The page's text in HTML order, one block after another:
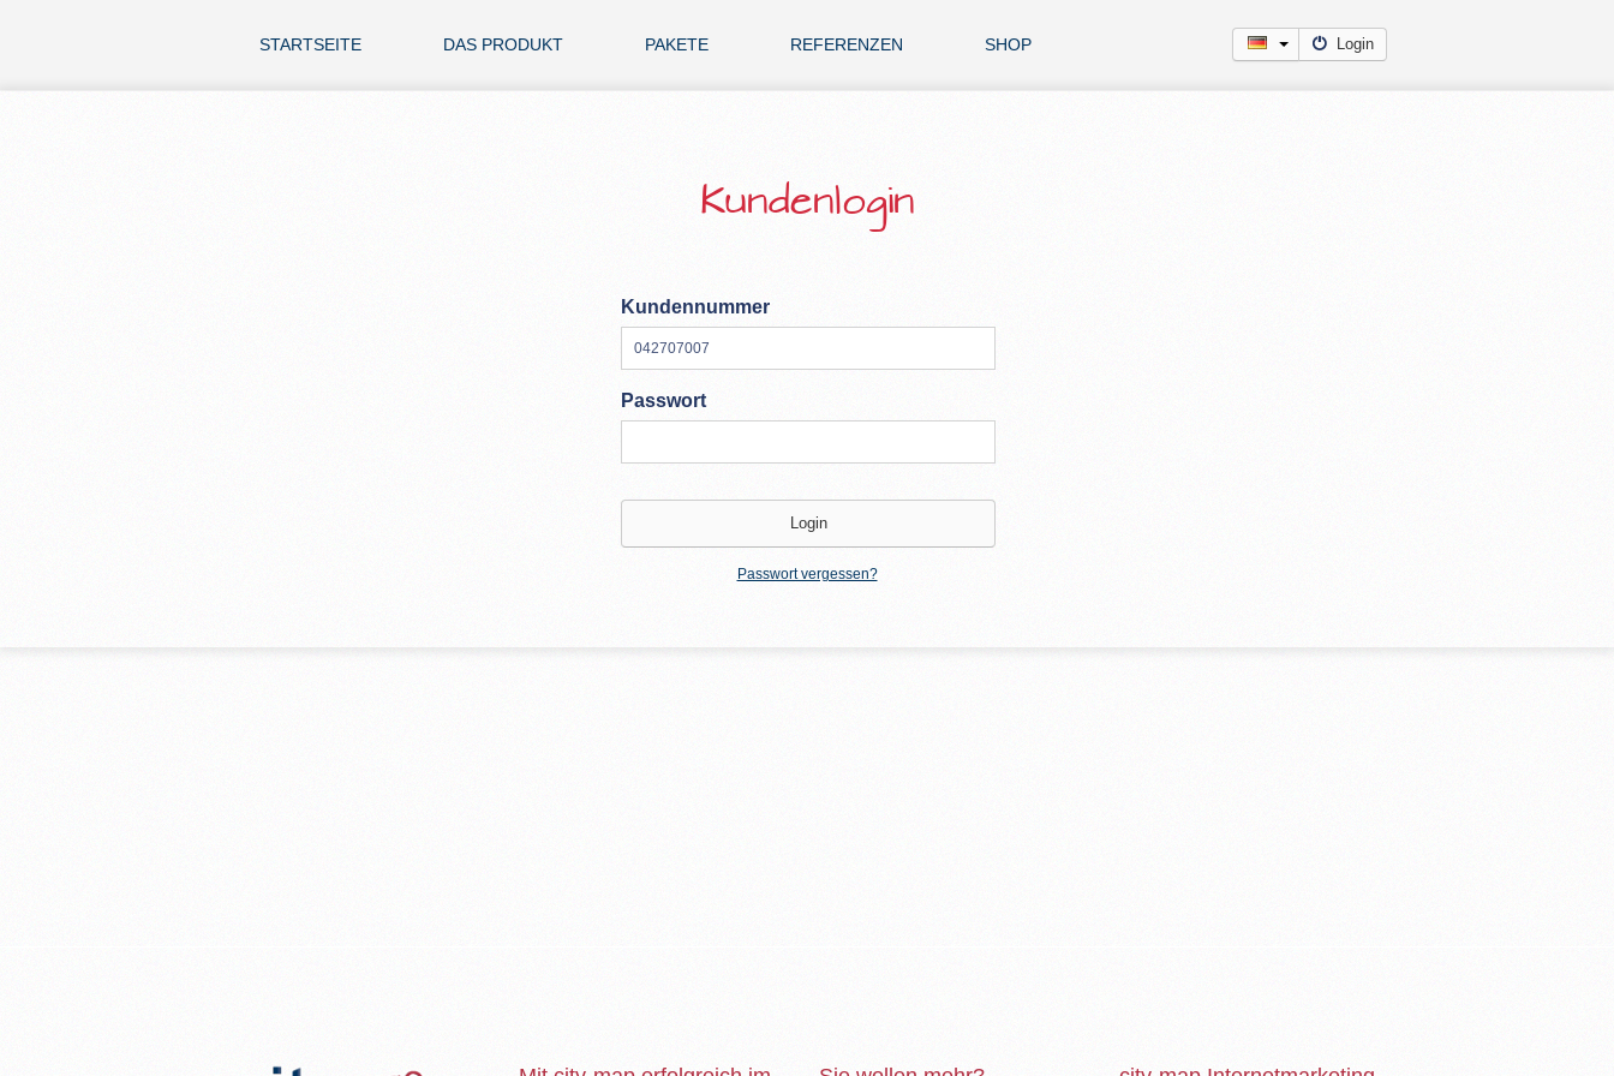
STARTSEITE DAS PRODUKT PAKETE REFERENZEN SHOP Login
Kundenlogin
Kundennummer
Passwort
Passwort vergessen?